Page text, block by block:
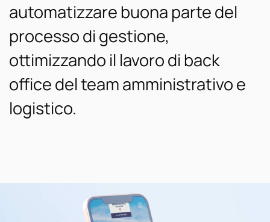
automatizzare buona parte del
processo di gestione,
ottimizzando il lavoro di back
office del team amministrativo e
logistico.